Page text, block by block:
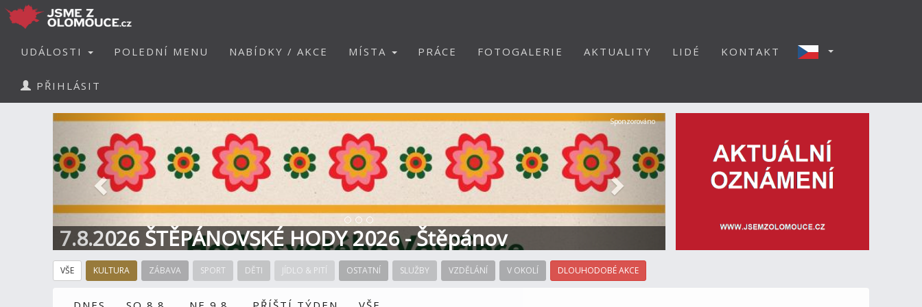
UDÁLOSTI POLEDNÍ MENU NABÍDKY / AKCE MÍSTA PRÁCE FOTOGALERIE AKTUALITY LIDÉ KONTAKT
PŘIHLÁSIT
7.8.2026 ŠTĚPÁNOVSKÉ HODY 2026 - Štěpánov
Předchozí Další
Sponzorováno
VŠE KULTURA ZÁBAVA SPORT DĚTI JÍDLO & PITÍ OSTATNÍ SLUŽBY VZDĚLÁNÍ V OKOLÍ DLOUHODOBÉ AKCE